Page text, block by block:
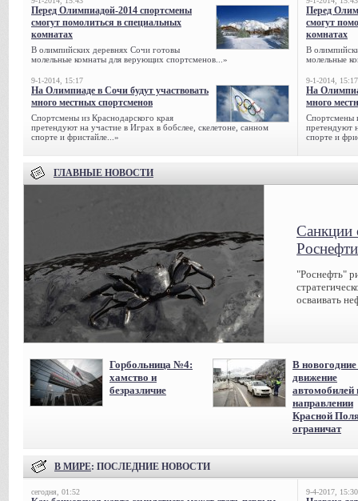
Перед Олимпиадой-2014 спортсмены
смогут помолиться в специальных
комнатах
В олимпийских деревнях Сочи готовы
молельные комнаты для верующих спортсменов...»
9-1-2014, 15:17
На Олимпиаде в Сочи будут участвовать
много местных спортсменов
Спортсмены из Краснодарского края
претендуют на участие в Играх в бобслее, скелетоне, санном
спорте и фристайле...»
Перед
смогут
комнатах
В
молельные
9-1-2014, 15:17
На
много
Спортсмены
претендуют
спорте и
ГЛАВНЫЕ НОВОСТИ
Санкции
Роснефти
"Роснефть"
осваивать
Горбольница №4:
хамство и
безразличие
В
движение
автомобилей
направлении
Красной
ограничат
В МИРЕ: ПОСЛЕДНИЕ НОВОСТИ
сегодня, 01:52 9-4-2017, 15:30